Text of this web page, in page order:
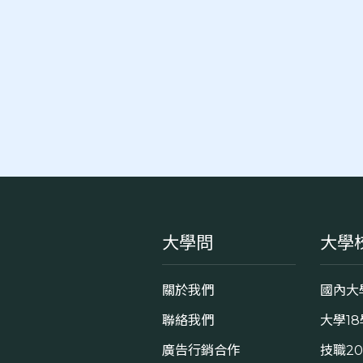
大學問
關於我們
聯絡我們
廣告行銷合作
大學
國內大
大學
技職